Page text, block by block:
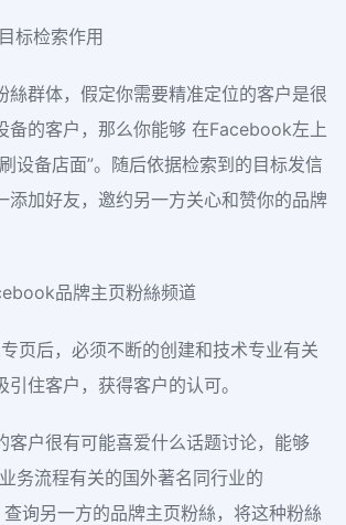
标检索作用
絲群体，假定你需要精准定位的客户是很
备的客户，那么你能够 在Facebook左上
设备店面”。随后依据检索到的目标发信
添加好友，邀约另一方关心和赞你的品牌
品牌主页粉絲频道
页后，必须不断的创建和技术专业有关
住客户，获得客户的认可。
客户很有可能喜爱什么话题讨论，能够
务流程有关的国外著名同行业的
询另一方的品牌主页粉絲，将这种粉絲